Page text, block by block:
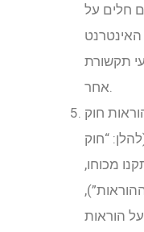
חלים על
תקשורת
חוק
הצרכן, התשמ”א-1981 (להלן: “חוק
מכוחו,
הוראות